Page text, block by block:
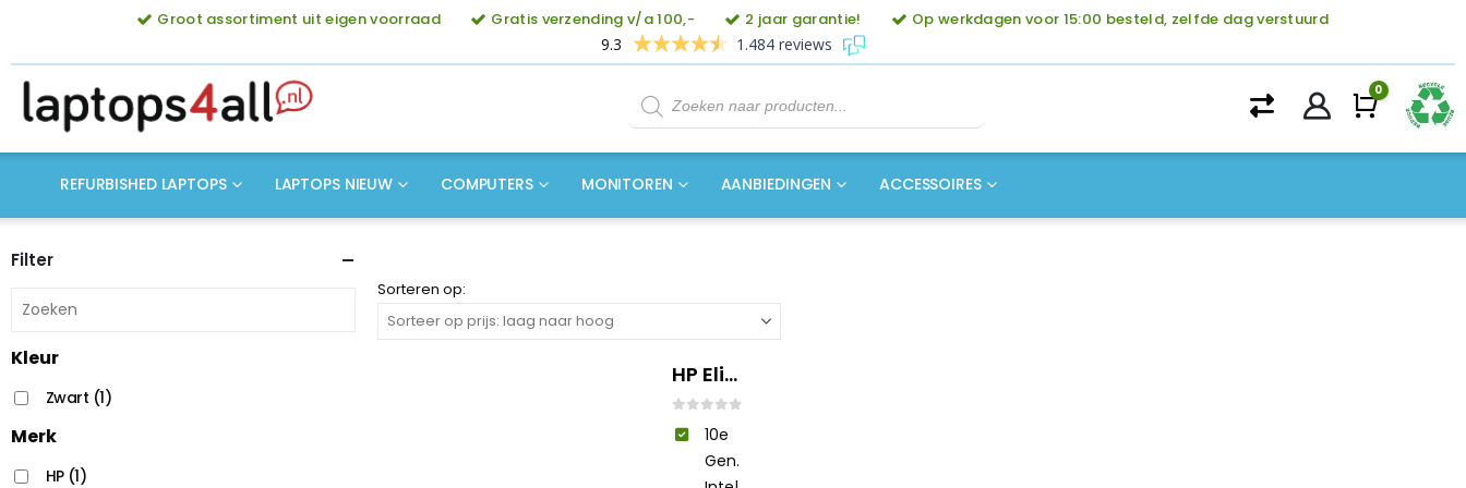
Groot assortiment uit eigen voorraad Gratis verzending v/a 100,- 2 jaar garantie!
Op werkdagen voor 15:00 besteld, zelfde dag verstuurd
9.3
1.484 reviews
Producten
zoeken
0
REFURBISHED LAPTOPS LAPTOPS NIEUW COMPUTERS MONITOREN AANBIEDINGEN ACCESSOIRES
Sorteren op:
HP EliteDesk 800 G6 SFF
10e
Gen.
Filter
Kleur
Zwart (1)
Merk
HP (1)